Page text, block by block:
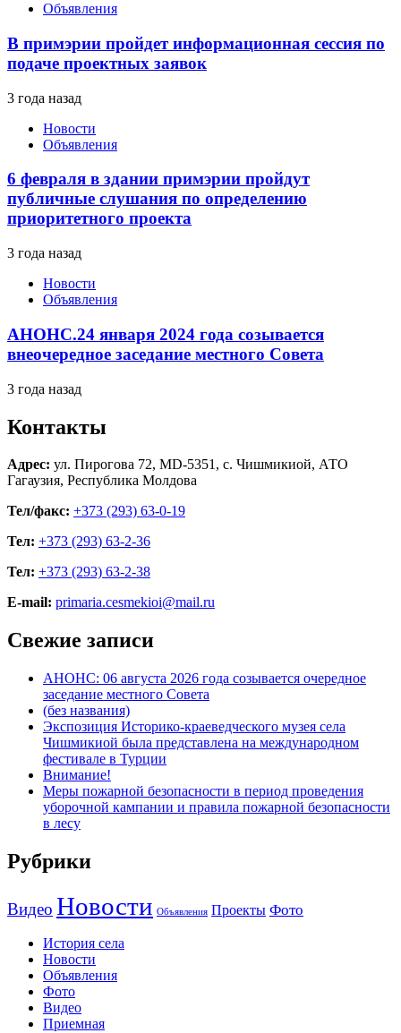
Объявления
В примэрии пройдет информационная сессия по
подаче проектных заявок
3 года назад
Новости
Объявления
6 февраля в здании примэрии пройдут
публичные слушания по определению
приоритетного проекта
3 года назад
Новости
Объявления
АНОНС.24 января 2024 года созывается
внеочередное заседание местного Совета
3 года назад
Контакты
Адрес: ул. Пирогова 72, MD-5351, с. Чишмикиой, АТО
Гагаузия, Республика Молдова
Тел/факс: +373 (293) 63-0-19
Тел: +373 (293) 63-2-36
Тел: +373 (293) 63-2-38
E-mail: primaria.cesmekioi@mail.ru
Свежие записи
АНОНС: 06 августа 2026 года созывается очередное
заседание местного Совета
(без названия)
Экспозиция Историко-краеведческого музея села
Чишмикиой была представлена на международном
фестивале в Турции
Внимание!
Меры пожарной безопасности в период проведения
уборочной кампании и правила пожарной безопасности
в лесу
Рубрики
Видео Новости Объявления Проекты Фото
История села
Новости
Объявления
Фото
Видео
Приемная